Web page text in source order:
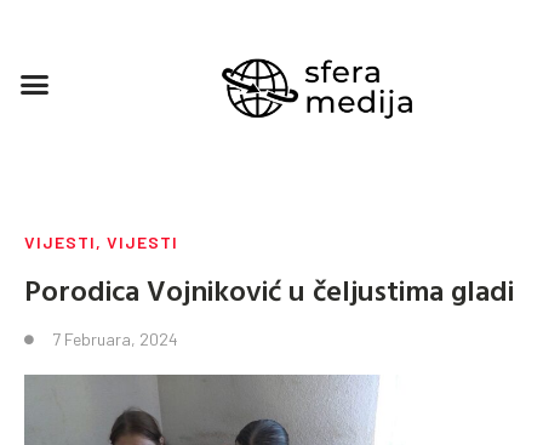
VIJESTI, VIJESTI
Porodica Vojniković u čeljustima gladi
7 Februara, 2024